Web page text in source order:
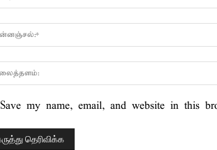
Save my name, email, and website in this